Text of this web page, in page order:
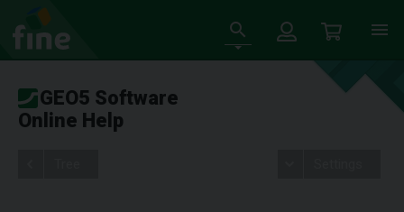
GEO5 Software
Online Help